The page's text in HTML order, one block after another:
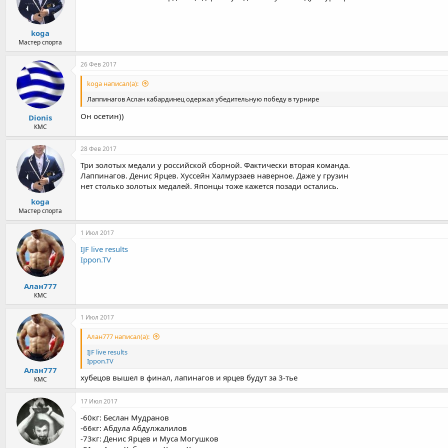
koga
Мастер спорта
Dionis
КМС
26 Фев 2017
koga написал(а):
Лаппинагов Аслан кабардинец одержал убедительную победу в турнире
Он осетин))
koga
Мастер спорта
28 Фев 2017
Три золотых медали у российской сборной. Фактически вторая команда.
Лаппинагов. Денис Ярцев. Хуссейн Халмурзаев наверное. Даже у грузин
нет столько золотых медалей. Японцы тоже кажется позади остались.
Алан777
КМС
1 Июл 2017
IJF live results
Ippon.TV
Алан777
КМС
1 Июл 2017
Алан777 написал(а):
IJF live results
Ippon.TV
хубецов вышел в финал, лапинагов и ярцев будут за 3-тье
17 Июл 2017
-60кг: Беслан Мудранов
-66кг: Абдула Абдулжалилов
-73кг: Денис Ярцев и Муса Могушков